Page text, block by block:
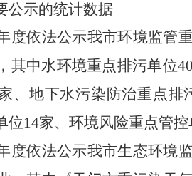
公示的统计数据
度依法公示我市环境监管
其中水环境重点排污单位
、地下水污染防治重点排
位14家、环境风险重点管
度依法公示我市生态环境